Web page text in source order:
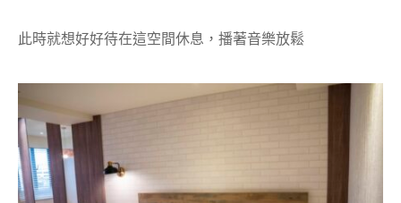
此時就想好好待在這空間休息，播著音樂放鬆